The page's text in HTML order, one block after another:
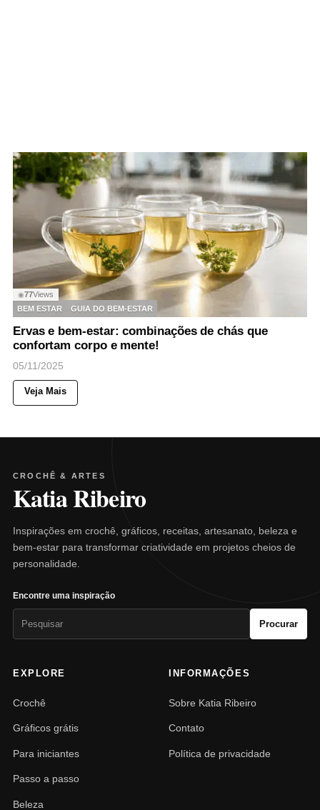
◉77Views
BEM ESTAR
GUIA DO BEM-ESTAR
Ervas e bem-estar: combinações de chás que
confortam corpo e mente!
05/11/2025
Veja Mais
CROCHÊ & ARTES
Katia Ribeiro
Inspirações em crochê, gráficos, receitas, artesanato, beleza e
bem-estar para transformar criatividade em projetos cheios de
personalidade.
Encontre uma inspiração
Procurar
EXPLORE
Crochê
Gráficos grátis
Para iniciantes
Passo a passo
Beleza
INFORMAÇÕES
Sobre Katia Ribeiro
Contato
Política de privacidade